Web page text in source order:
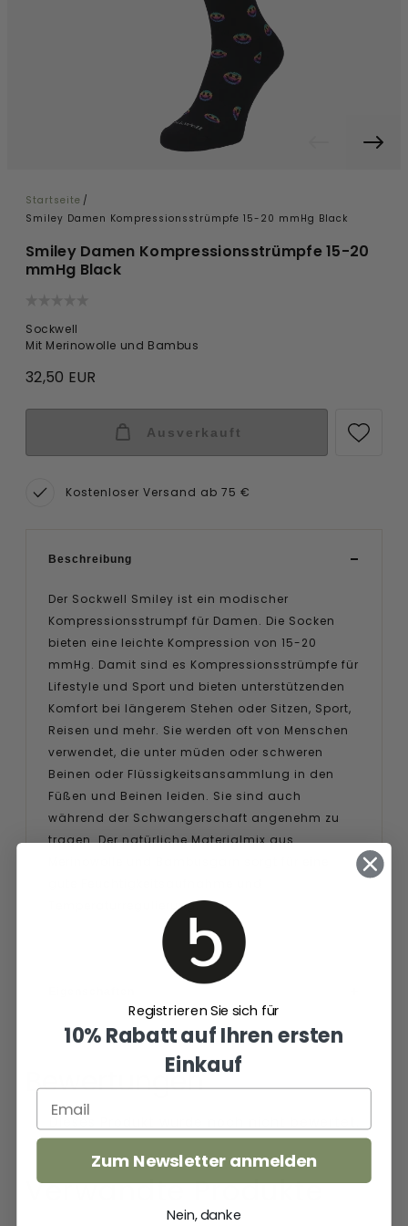
Startseite /
Smiley Damen Kompressionsstrümpfe 15-20 mmHg Black
Smiley Damen Kompressionsstrümpfe 15-20
mmHg Black
Sockwell
Mit Merinowolle und Bambus
32,50 EUR
Ausverkauft
Kostenloser Versand ab 75 €
Beschreibung
Der Sockwell Smiley ist ein modischer
Kompressionsstrumpf für Damen. Die Socken
bieten eine leichte Kompression von 15-20
mmHg. Damit sind es Kompressionsstrümpfe für
Lifestyle und Sport und bieten unterstützenden
Komfort bei längerem Stehen oder Sitzen, Sport,
Reisen und mehr. Sie werden oft von Menschen
verwendet, die unter müden oder schweren
Beinen oder Flüssigkeitsansammlung in den
Füßen und Beinen leiden. Sie sind auch
während der Schwangerschaft angenehm zu
tragen. Der natürliche Materialmix aus
Temperaturregulierung.
Bewertungen
Verwandte Produkte
Registrieren Sie sich für
10% Rabatt auf Ihren ersten
Einkauf
Zum Newsletter anmelden
Nein, danke